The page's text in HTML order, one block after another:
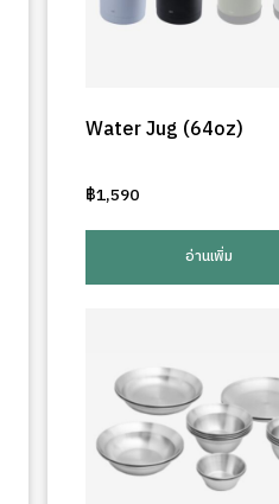
Water Jug (64oz)
฿1,590
อ่านเพิ่ม